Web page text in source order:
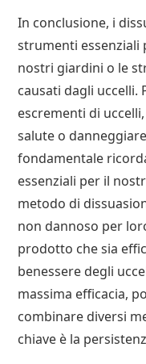
In conclusione, i
strumenti essenziali
nostri giardini o le
causati dagli uccelli.
escrementi di
salute o
fondamentale
essenziali per il
metodo di
non dannoso per
prodotto che sia
benessere degli
massima efficacia,
combinare diversi
chiave è la